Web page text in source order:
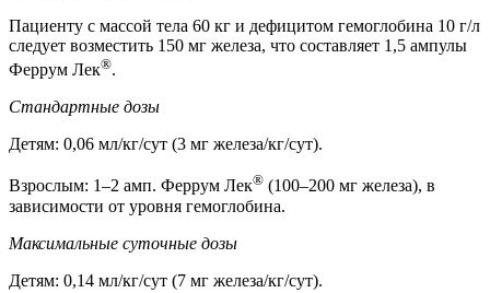
Пациенту с массой тела 60 кг и дефицитом гемоглобина 10 г/л
следует возместить 150 мг железа, что составляет 1,5 ампулы
Феррум Лек®.
Стандартные дозы
Детям: 0,06 мл/кг/сут (3 мг железа/кг/сут).
Взрослым: 1–2 амп. Феррум Лек® (100–200 мг железа), в
зависимости от уровня гемоглобина.
Максимальные суточные дозы
Детям: 0,14 мл/кг/сут (7 мг железа/кг/сут).